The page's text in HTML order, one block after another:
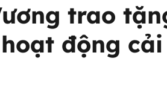
trao
động